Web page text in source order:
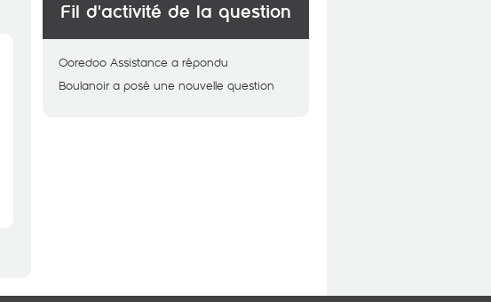
Fil d'activité de la question
Ooredoo Assistance a répondu
Boulanoir a posé une nouvelle question